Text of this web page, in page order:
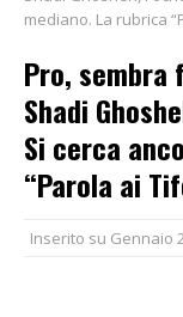
mediano. La rubrica
Pro,
Shadi
Si cerca
“Parola ai
Inserito su Gennaio